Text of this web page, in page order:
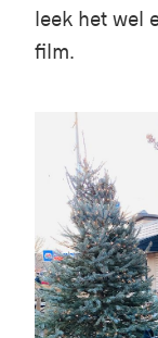
leek het wel
film.